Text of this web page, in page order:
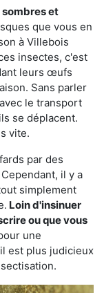
et
que vous en
à Villebois
insectes, c'est
leurs œufs
Sans parler
le transport
se déplacent.
vite.
par des
il y a
simplement
Loin d'insinuer
ou que vous
une
est plus judicieux